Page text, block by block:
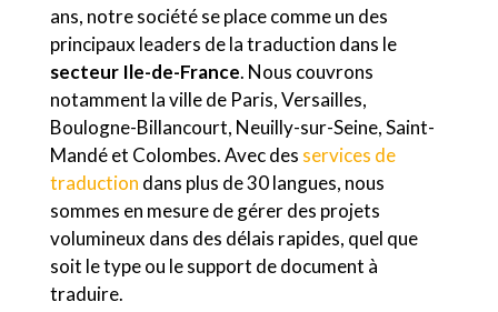
ans, notre société se place comme un des
principaux leaders de la traduction dans le
secteur Ile-de-France. Nous couvrons
notamment la ville de Paris, Versailles,
Boulogne-Billancourt, Neuilly-sur-Seine, Saint-
Mandé et Colombes. Avec des services de
traduction dans plus de 30 langues, nous
sommes en mesure de gérer des projets
volumineux dans des délais rapides, quel que
soit le type ou le support de document à
traduire.